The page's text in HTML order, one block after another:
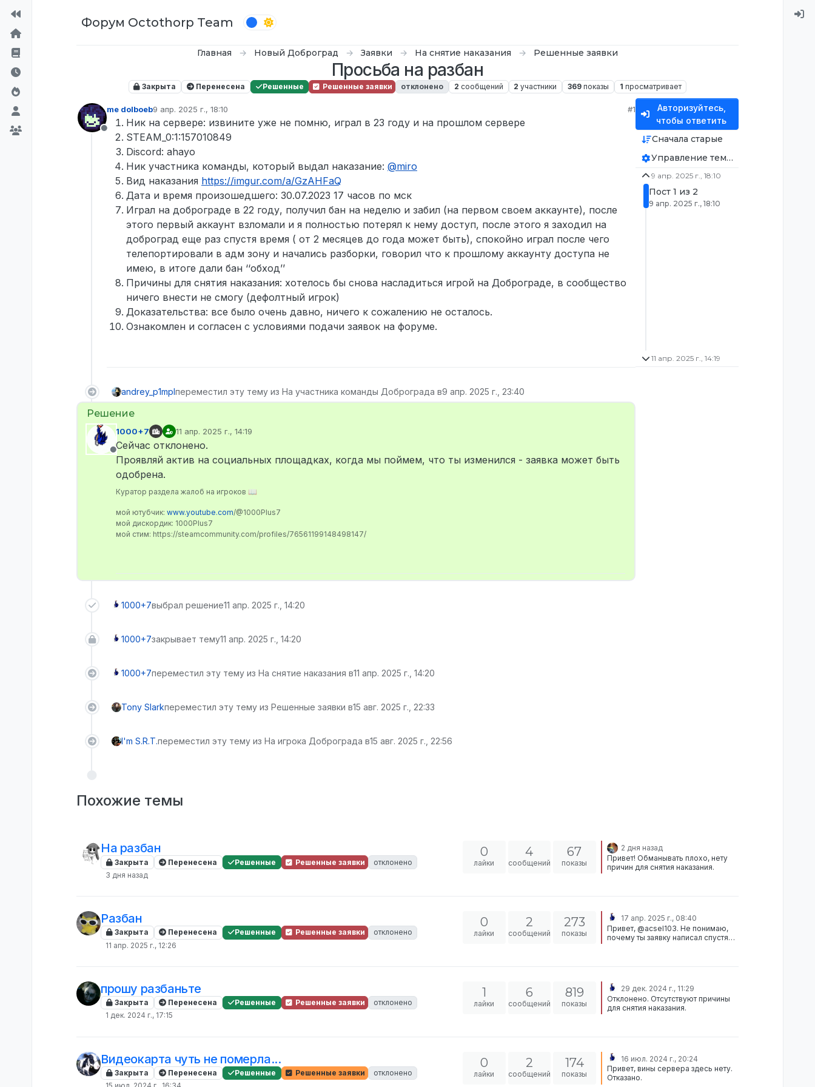
Форум Octothorp Team
Главная Новый Доброград Заявки На снятие наказания Решенные заявки
Просьба на разбан
Закрыта Перенесена Решенные Решенные заявки отклонено 2 сообщений 2 участники 369 показы 1 просматривает
Не в сети
me dolboeb9 апр. 2025 г., 18:10
отредактировано
#1
Ник на сервере: извините уже не помню, играл в 23 году и на прошлом сервере
STEAM_0:1:157010849
Discord: ahayo
Ник участника команды, который выдал наказание: @miro
Вид наказания https://imgur.com/a/GzAHFaQ
Дата и время произошедшего: 30.07.2023 17 часов по мск
Играл на доброграде в 22 году, получил бан на неделю и забил (на первом своем аккаунте), после
этого первый аккаунт взломали и я полностью потерял к нему доступ, после этого я заходил на
доброград еще раз спустя время ( от 2 месяцев до года может быть), спокойно играл после чего
телепортировали в адм зону и начались разборки, говорил что к прошлому аккаунту доступа не
имею, в итоге дали бан ‘‘обход’’
Причины для снятия наказания: хотелось бы снова насладиться игрой на Доброграде, в сообщество
ничего внести не смогу (дефолтный игрок)
Доказательства: все было очень давно, ничего к сожалению не осталось.
Ознакомлен и согласен с условиями подачи заявок на форуме.
andrey_p1mplпереместил эту тему из На участника команды Доброграда в9 апр. 2025 г., 23:40
Не в сети
1000+7 11 апр. 2025 г., 14:19
отредактировано
Сейчас отклонено.
Проявляй актив на социальных площадках, когда мы поймем, что ты изменился - заявка может быть
одобрена.
Куратор раздела жалоб на игроков 📖
мой ютубчик: www.youtube.com/@1000Plus7
мой дискордик: 1000Plus7
мой стим: https://steamcommunity.com/profiles/76561199148498147/
1000+7выбрал решение11 апр. 2025 г., 14:20
1000+7закрывает тему11 апр. 2025 г., 14:20
1000+7переместил эту тему из На снятие наказания в11 апр. 2025 г., 14:20
Tony Slarkпереместил эту тему из Решенные заявки в15 авг. 2025 г., 22:33
I'm S.R.T.переместил эту тему из На игрока Доброграда в15 авг. 2025 г., 22:56
Авторизуйтесь,
чтобы ответить
Сначала старые
Управление темой
9 апр. 2025 г., 18:10
Пост 1 из 2
9 апр. 2025 г., 18:10
11 апр. 2025 г., 14:19
Похожие темы
На разбан
Закрыта Перенесена Решенные Решенные заявки
отклонено
3 дня назад
0
лайки
4
сообщений
67
показы
2 дня назад
Привет! Обманывать плохо, нету
причин для снятия наказания.
Разбан
Закрыта Перенесена Решенные Решенные заявки
отклонено
11 апр. 2025 г., 12:26
0
лайки
2
сообщений
273
показы
17 апр. 2025 г., 08:40
Привет, @acsel103. Не понимаю,
почему ты заявку написал спустя
социальных площадках(форум,
дискорд) - у тебя будут шансы на
разбан. Сейчас отклонено.
Посмотрим, как ты изменишься.
прошу разбаньте
Закрыта Перенесена Решенные Решенные заявки
отклонено
1 дек. 2024 г., 17:15
1
лайки
6
сообщений
819
показы
29 дек. 2024 г., 11:29
Отклонено. Отсутствуют причины
для снятия наказания.
Видеокарта чуть не померла...
Закрыта Перенесена Решенные Решенные заявки
отклонено
0
лайки
2
сообщений
174
показы
16 июл. 2024 г., 20:24
Привет, вины сервера здесь нету.
Отказано.